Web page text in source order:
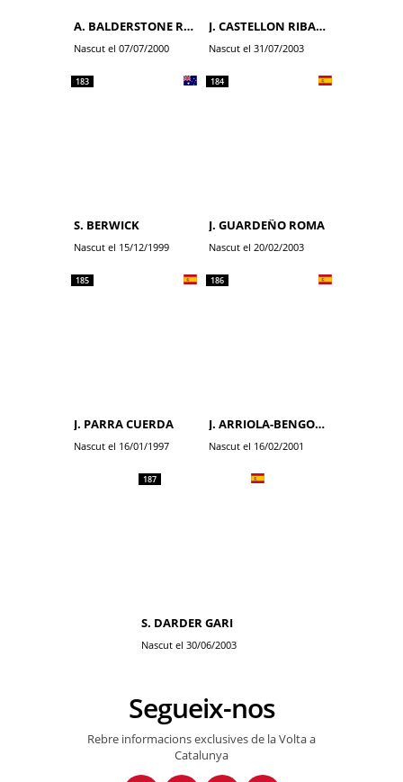
A. BALDERSTONE ROUMENS
Nascut el 07/07/2000
J. CASTELLON RIBALTA
Nascut el 31/07/2003
183
S. BERWICK
Nascut el 15/12/1999
184
J. GUARDEÑO ROMA
Nascut el 20/02/2003
185
J. PARRA CUERDA
Nascut el 16/01/1997
186
J. ARRIOLA-BENGOA BEITIA
Nascut el 16/02/2001
187
S. DARDER GARI
Nascut el 30/06/2003
Segueix-nos
Rebre informacions exclusives de la Volta a
Catalunya